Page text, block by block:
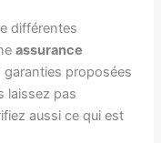
différentes
assurance
proposées
laissez pas
aussi ce qui est